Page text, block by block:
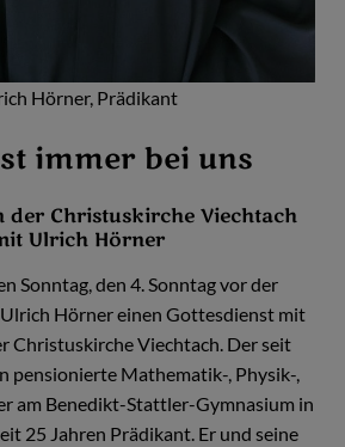
Hörner, Prädikant
immer bei uns
der Christuskirche Viechtach
Ulrich Hörner
Sonntag, den 4. Sonntag vor der
Hörner einen Gottesdienst mit
Christuskirche Viechtach. Der seit
pensionierte Mathematik-, Physik-,
am Benedikt-Stattler-Gymnasium in
25 Jahren Prädikant. Er und seine